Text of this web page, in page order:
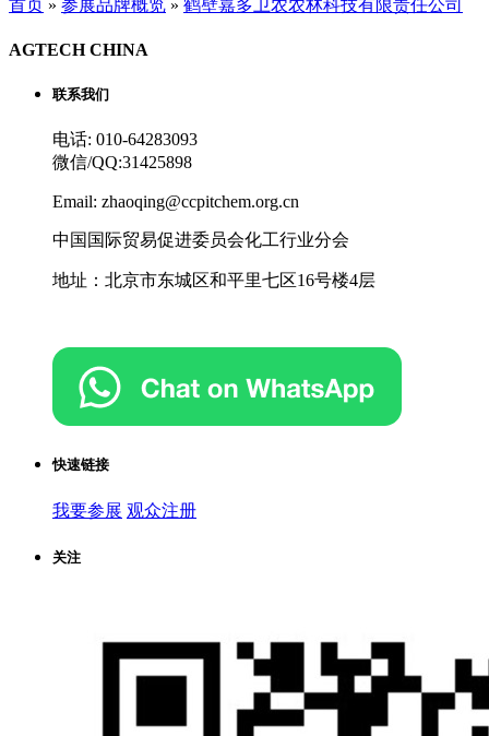
首页 » 参展品牌概览 » 鹤壁嘉多卫农农林科技有限责任公司
AGTECH CHINA
联系我们
电话: 010-64283093
微信/QQ:31425898
Email: zhaoqing@ccpitchem.org.cn
中国国际贸易促进委员会化工行业分会
地址：北京市东城区和平里七区16号楼4层
快速链接
我要参展 观众注册
关注